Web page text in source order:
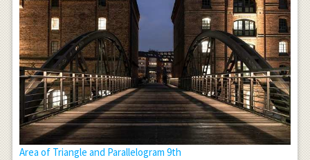
Area of Triangle and Parallelogram 9th